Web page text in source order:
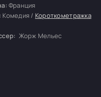
Франция
Комедия / Короткометражка
Жорж Мельес